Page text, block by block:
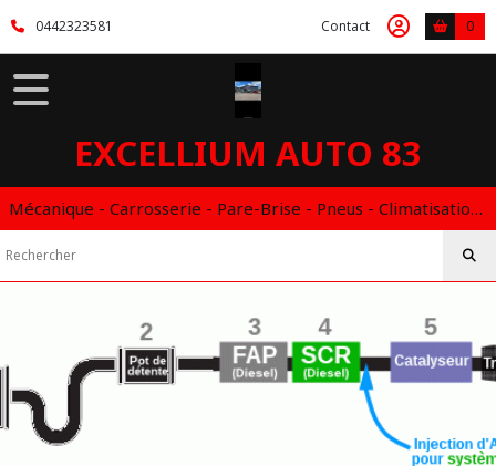
0442323581 Contact 0
EXCELLIUM AUTO 83
Mécanique - Carrosserie - Pare-Brise - Pneus - Climatisation - Entretien - Vidange Boite Auto - Boitier éthanol